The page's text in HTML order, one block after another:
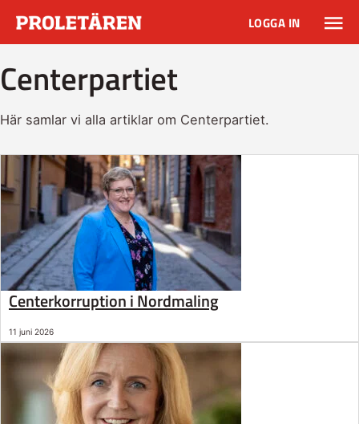
LOGGA IN
Centerpartiet
Här samlar vi alla artiklar om Centerpartiet.
Centerkorruption i Nordmaling
11 juni 2026